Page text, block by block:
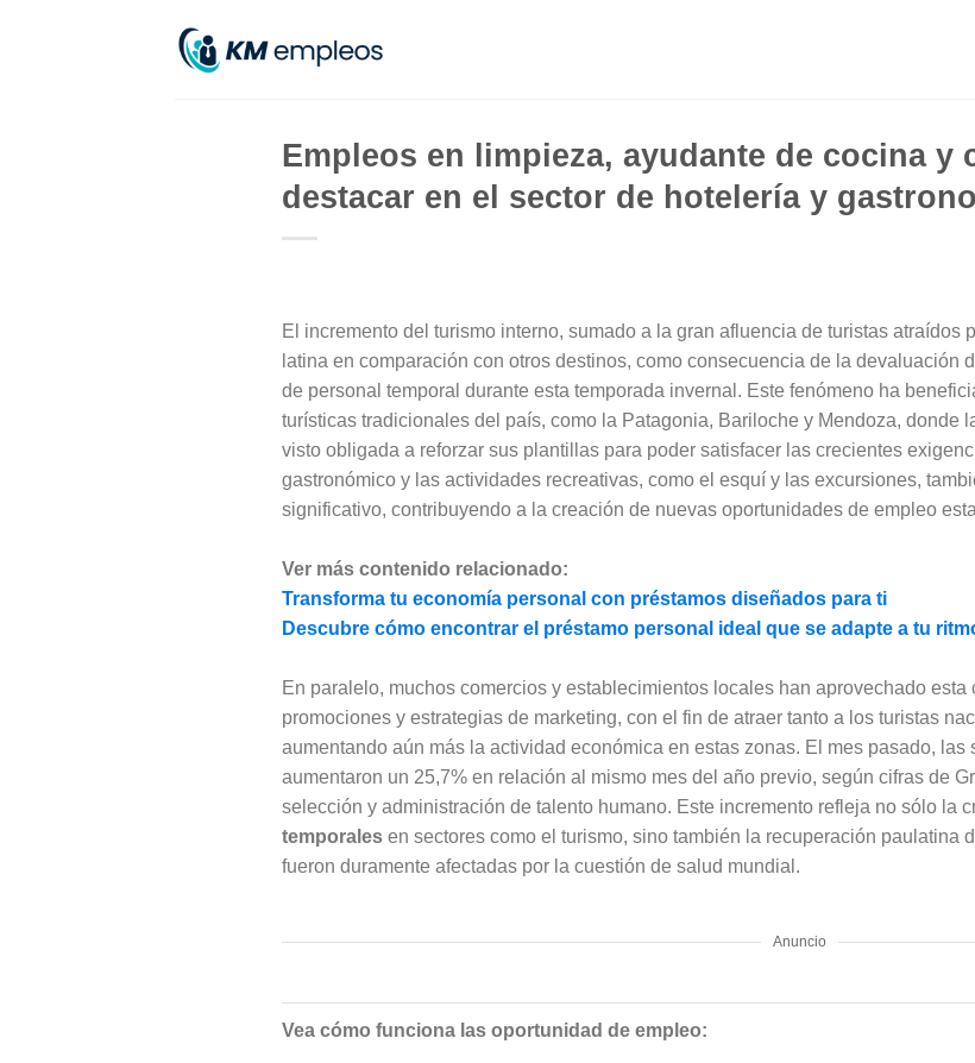
Empleos en limpieza, ayudante de cocina y
destacar en el sector de hotelería y
El incremento del turismo interno, sumado a la gran afluencia de turistas atraídos
latina en comparación con otros destinos, como consecuencia de la devaluación
de personal temporal durante esta temporada invernal. Este fenómeno ha
turísticas tradicionales del país, como la Patagonia, Bariloche y Mendoza, donde
visto obligada a reforzar sus plantillas para poder satisfacer las crecientes
gastronómico y las actividades recreativas, como el esquí y las excursiones,
significativo, contribuyendo a la creación de nuevas oportunidades de empleo
Ver más contenido relacionado:
Transforma tu economía personal con préstamos diseñados para ti
Descubre cómo encontrar el préstamo personal ideal que se adapte a tu
En paralelo, muchos comercios y establecimientos locales han aprovechado
promociones y estrategias de marketing, con el fin de atraer tanto a los turistas
aumentando aún más la actividad económica en estas zonas. El mes pasado,
aumentaron un 25,7% en relación al mismo mes del año previo, según cifras de
selección y administración de talento humano. Este incremento refleja no sólo la
temporales en sectores como el turismo, sino también la recuperación paulatina
fueron duramente afectadas por la cuestión de salud mundial.
Anuncio
Vea cómo funciona las oportunidad de empleo: